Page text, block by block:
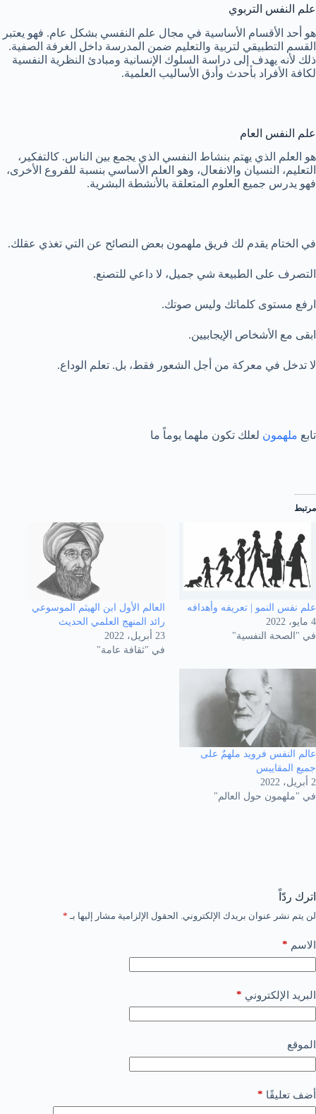
علم النفس التربوي
هو أحد الأقسام الأساسية في مجال علم النفسي بشكل عام. فهو يعتبر
القسم التطبيقي لتربية والتعليم ضمن المدرسة داخل الغرفة الصفية.
ذلك لأنه يهدف إلى دراسة السلوك الإنسانية ومبادئ النظرية النفسية
لكافة الأفراد بأحدث وأدق الأساليب العلمية.
علم النفس العام
هو العلم الذي يهتم بنشاط النفسي الذي يجمع بين الناس. كالتفكير،
التعليم، النسيان والانفعال، وهو العلم الأساسي بنسبة للفروع الأخرى،
فهو يدرس جميع العلوم المتعلقة بالأنشطة البشرية.
في الختام يقدم لك فريق ملهمون بعض النصائح عن التي تغذي عقلك.
التصرف على الطبيعة شي جميل، لا داعي للتصنع.
ارفع مستوى كلماتك وليس صوتك.
ابقى مع الأشخاص الإيجابيين.
لا تدخل في معركة من أجل الشعور فقط، بل. تعلم الوداع.
تابع ملهمون لعلك تكون ملهما يوماً ما
مرتبط
علم نفس النمو | تعريفه وأهدافه
4 مايو، 2022
في "الصحة النفسية"
العالم الأول ابن الهيثم الموسوعي
رائد المنهج العلمي الحديث
23 أبريل، 2022
في "ثقافة عامة"
عالم النفس فرويد ملهمٌ على
جميع المقاييس
2 أبريل، 2022
في "ملهمون حول العالم"
اترك ردّاً
لن يتم نشر عنوان بريدك الإلكتروني. الحقول الإلزامية مشار إليها بـ *
الاسم *
البريد الإلكتروني *
الموقع
أضف تعليقًا *